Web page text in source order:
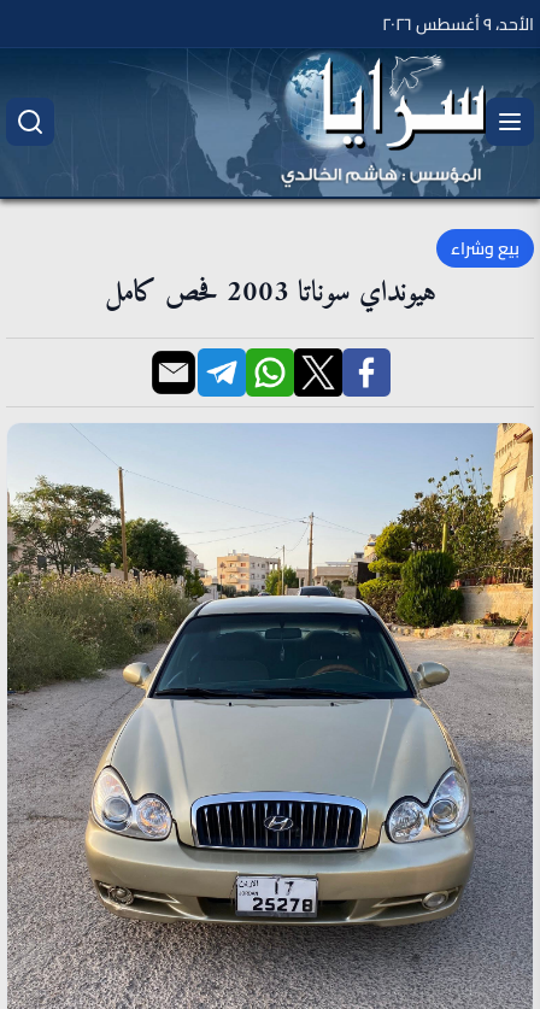
الأحد، ٩ أغسطس ٢٠٢٦
بيع وشراء
هيونداي سوناتا 2003 فحص كامل